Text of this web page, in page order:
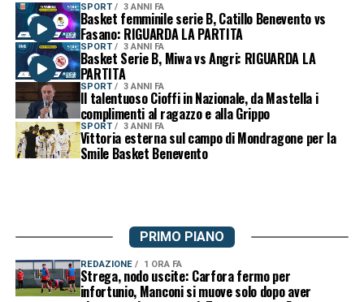
SPORT 3 ANNI FA
Basket femminile serie B, Catillo Benevento vs
Fasano: RIGUARDA LA PARTITA
SPORT 3 ANNI FA
Basket Serie B, Miwa vs Angri: RIGUARDA LA
PARTITA
SPORT 3 ANNI FA
Il talentuoso Cioffi in Nazionale, da Mastella i
complimenti al ragazzo e alla Grippo
SPORT 3 ANNI FA
Vittoria esterna sul campo di Mondragone per la
Smile Basket Benevento
PRIMO PIANO
REDAZIONE 1 ORA FA
Strega, nodo uscite: Carfora fermo per
infortunio, Manconi si muove solo dopo aver